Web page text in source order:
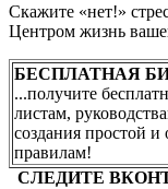
Скажите «нет!»
Центром жизнь
БЕСПЛАТНАЯ
...получите
листам,
создания простой
правилам!
СЛЕДИТЕ